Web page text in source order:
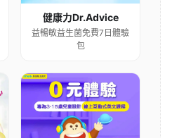
健康力Dr.Advice
益暢敏益生菌免費7日體驗
包